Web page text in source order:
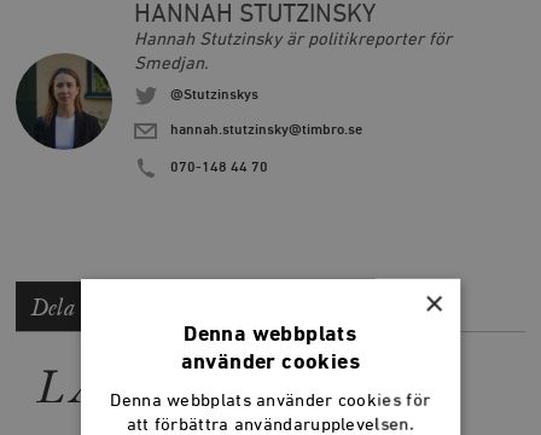
HANNAH STUTZINSKY
Hannah Stutzinsky är politikreporter för
Smedjan.
@Stutzinskys
hannah.stutzinsky@timbro.se
070-148 44 70
Dela artikeln
LÄS MER
×
Denna webbplats
använder cookies
Denna webbplats använder cookies för
att förbättra användarupplevelsen.